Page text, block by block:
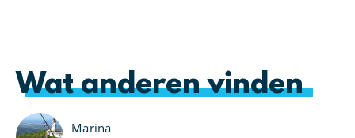
Wat anderen vinden
Marina